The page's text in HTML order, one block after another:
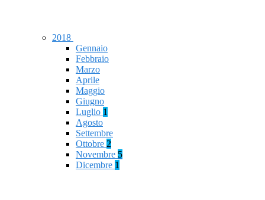
2018
Gennaio
Febbraio
Marzo
Aprile
Maggio
Giugno
Luglio 1
Agosto
Settembre
Ottobre 2
Novembre 5
Dicembre 1